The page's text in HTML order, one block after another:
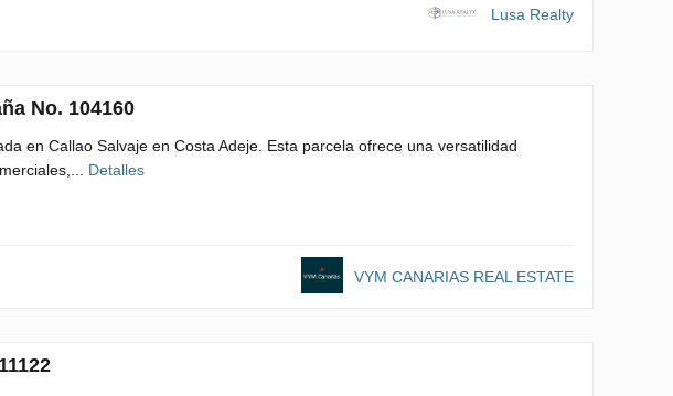
Lusa Realty
No. 104160
en Callao Salvaje en Costa Adeje. Esta parcela ofrece una versatilidad
Detalles
VYM CANARIAS REAL ESTATE